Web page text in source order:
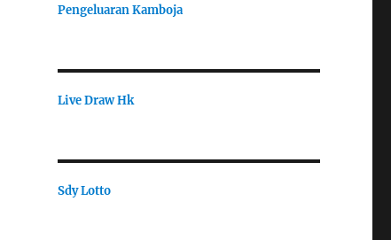
Pengeluaran Kamboja
Live Draw Hk
Sdy Lotto